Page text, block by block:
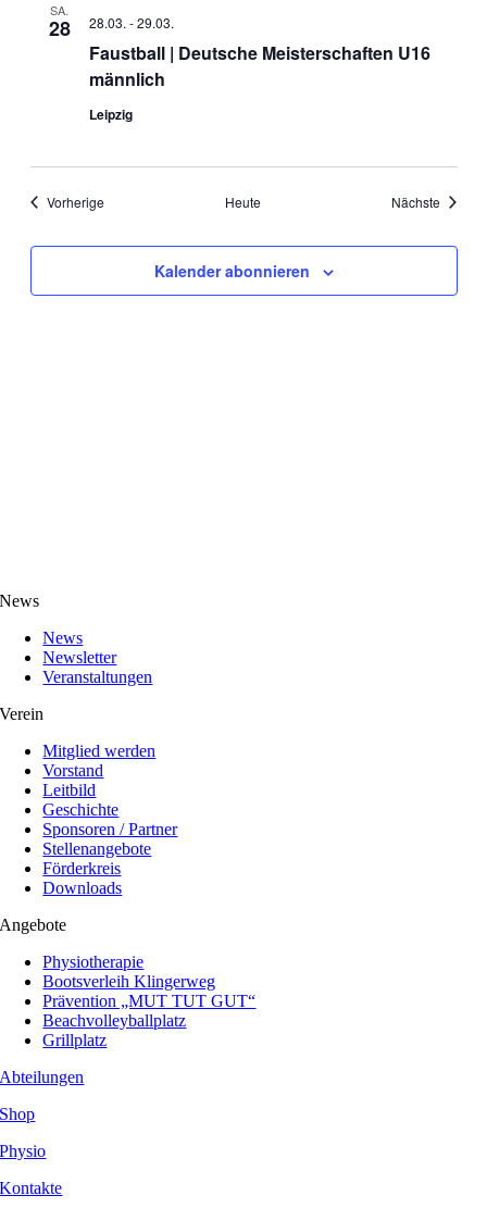
SA.
28
Faustball | Deutsche Meisterschaften U16
männlich
28.03. -29.03.
Leipzig
VorherigeVeranstaltungen Heute Nächste
Kalender abonnieren
News
News
Newsletter
Veranstaltungen
Verein
Mitglied werden
Vorstand
Leitbild
Geschichte
Sponsoren / Partner
Stellenangebote
Förderkreis
Downloads
Angebote
Physiotherapie
Bootsverleih Klingerweg
Prävention „MUT TUT GUT“
Beachvolleyballplatz
Grillplatz
Abteilungen
Shop
Physio
Kontakte